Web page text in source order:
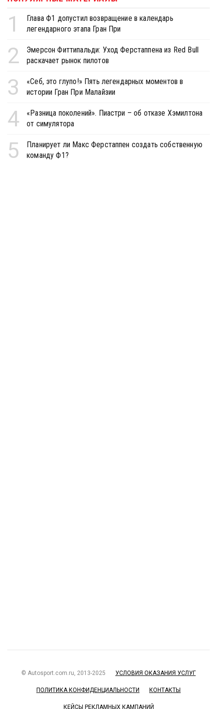
1
Глава Ф1 допустил возвращение в календарь
легендарного этапа Гран При
2
Эмерсон Фиттипальди: Уход Ферстаппена из Red Bull
раскачает рынок пилотов
3
«Себ, это глупо!» Пять легендарных моментов в
истории Гран При Малайзии
4
«Разница поколений». Пиастри – об отказе Хэмилтона
от симулятора
5
Планирует ли Макс Ферстаппен создать собственную
команду Ф1?
© Autosport.com.ru, 2013-2025 УСЛОВИЯ ОКАЗАНИЯ УСЛУГ
ПОЛИТИКА КОНФИДЕНЦИАЛЬНОСТИ КОНТАКТЫ
КЕЙСЫ РЕКЛАМНЫХ КАМПАНИЙ